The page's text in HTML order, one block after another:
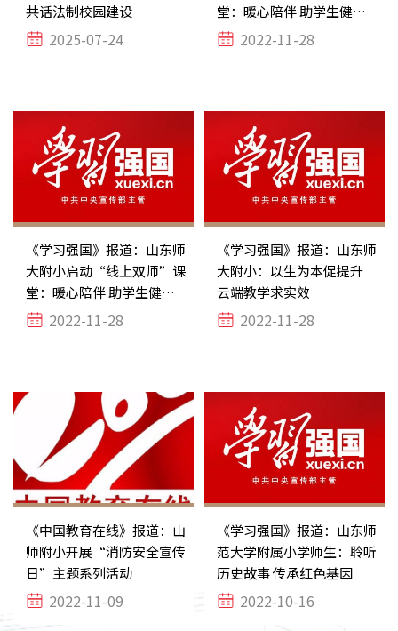
共话法制校园建设
2025-07-24
堂：暖心陪伴 助学生健康
成长2022-11-28
《学习强国》报道：山东师
大附小启动“线上双师”课
堂：暖心陪伴 助学生健康
成长2022-11-28
《学习强国》报道：山东师
大附小：以生为本促提升
云端教学求实效
2022-11-28
《中国教育在线》报道：山
师附小开展“消防安全宣传
日”主题系列活动
2022-11-09
《学习强国》报道：山东师
范大学附属小学师生：聆听
历史故事 传承红色基因
2022-10-16